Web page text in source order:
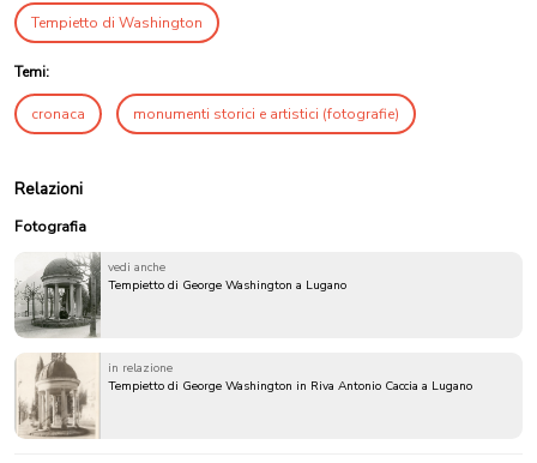
Tempietto di Washington
Temi:
cronaca monumenti storici e artistici (fotografie)
Relazioni
Fotografia
vedi anche
Tempietto di George Washington a Lugano
in relazione
Tempietto di George Washington in Riva Antonio Caccia a Lugano